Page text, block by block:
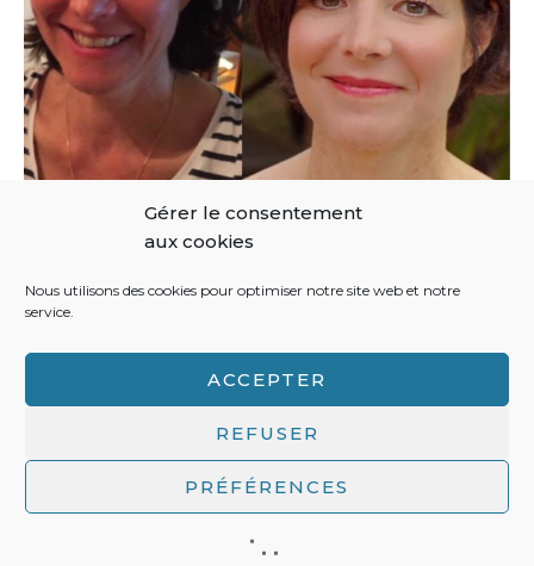
Gérer le consentement
aux cookies
Nous utilisons des cookies pour optimiser notre site web et notre
service.
ACCEPTER
REFUSER
PRÉFÉRENCES
Politique de confidentialité / mentions légales